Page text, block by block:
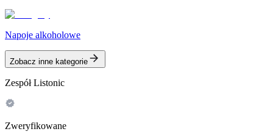
Napoje alkoholowe
Zobacz inne kategorie
Zespół Listonic
Zweryfikowane